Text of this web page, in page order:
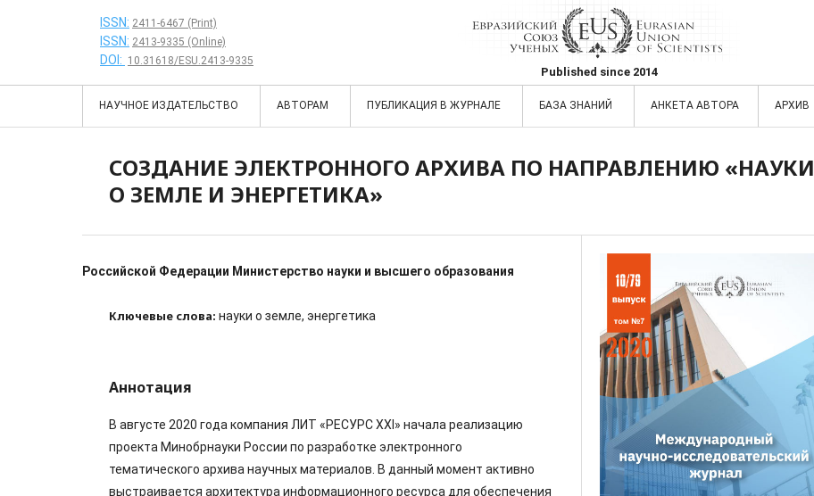
ISSN: 2411-6467 (Print)
ISSN: 2413-9335 (Online)
DOI: 10.31618/ESU.2413-9335
Published since 2014
НАУЧНОЕ ИЗДАТЕЛЬСТВО АВТОРАМ ПУБЛИКАЦИЯ В ЖУРНАЛЕ БАЗА ЗНАНИЙ АНКЕТА АВТОРА АРХИВ
СОЗДАНИЕ ЭЛЕКТРОННОГО АРХИВА ПО НАПРАВЛЕНИЮ «НАУКИ
О ЗЕМЛЕ И ЭНЕРГЕТИКА»
Российской Федерации Министерство науки и высшего образования
Ключевые слова: науки о земле, энергетика
Аннотация
В августе 2020 года компания ЛИТ «РЕСУРС XXI» начала реализацию
проекта Минобрнауки России по разработке электронного
тематического архива научных материалов. В данный момент активно
выстраивается архитектура информационного ресурса для обеспечения